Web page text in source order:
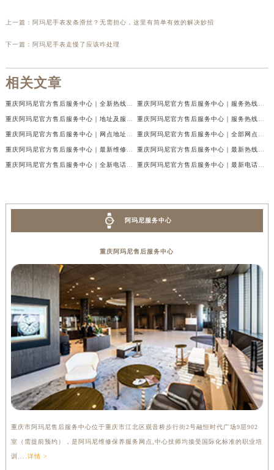
上一篇： 阿玛尼手表发条滑丝？无需担心，这里有简单有效的解决妙招
下一篇： 阿玛尼手表走慢了应该咋处理
相关文章
重庆阿玛尼官方售后服务中心｜全新热线及维修地址权威信息公示（2026年7月最新） 重庆阿玛尼官方售后服务中心｜服务热线及门店地址权威信息公示（2026年7月最新）
重庆阿玛尼官方售后服务中心｜地址及服务电话权威信息公示（2026年7月最新） 重庆阿玛尼官方售后服务中心｜服务热线与门店详细地址权威信息公示（2026年7月最新）
重庆阿玛尼官方售后服务中心｜网点地址与热线权威信息公示（2026年7月最新） 重庆阿玛尼官方售后服务中心｜全部网点地址电话权威信息公示（2026年7月最新）
重庆阿玛尼官方售后服务中心｜最新维修地址及官方电话权威信息公示（2026年7月最新） 重庆阿玛尼官方售后服务中心｜最新热线电话与地址权威信息公示（2026年7月最新）
重庆阿玛尼官方售后服务中心｜全新电话和网点地址权威信息公示（2026年7月最新） 重庆阿玛尼官方售后服务中心｜最新电话和维修地址权威信息公示（2026年7月最新）
阿玛尼服务中心
重庆阿玛尼售后服务中心
重庆市阿玛尼售后服务中心位于重庆市江北区观音桥步行街2号融恒时代广场9层902
室（需提前预约），是阿玛尼维修保养服务网点,中心技师均接受国际化标准的职业培
训.... 详情 >